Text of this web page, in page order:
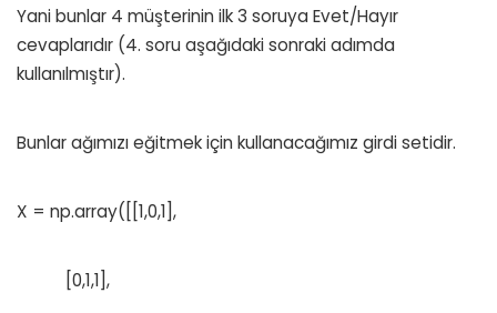
Yani bunlar 4 müşterinin ilk 3 soruya Evet/Hayır
cevaplarıdır (4. soru aşağıdaki sonraki adımda
kullanılmıştır).
Bunlar ağımızı eğitmek için kullanacağımız girdi setidir.
X = np.array([[1,0,1],
[0,1,1],